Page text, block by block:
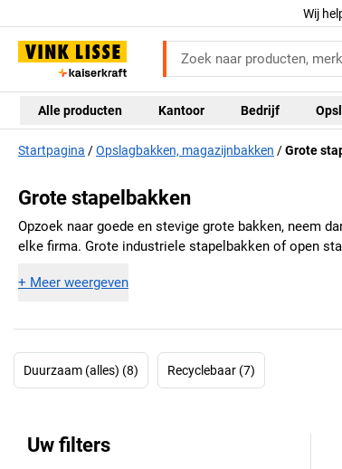
Wij
Alle producten Kantoor Bedrijf
Startpagina Opslagbakken, magazijnbakken Grote
Grote stapelbakken
Opzoek naar goede en stevige grote bakken, neem
elke firma. Grote industriele stapelbakken of open
+ Meer weergeven
Duurzaam (alles) (8) Recyclebaar (7)
Uw filters